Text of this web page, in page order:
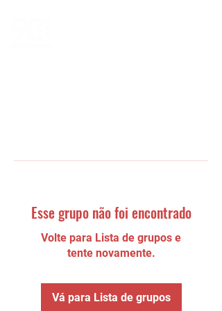
Esse grupo não foi encontrado
Volte para Lista de grupos e
tente novamente.
Vá para Lista de grupos